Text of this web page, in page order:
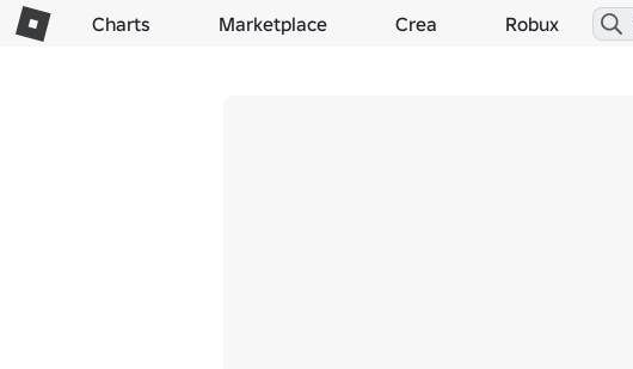
Charts Marketplace Crea Robux